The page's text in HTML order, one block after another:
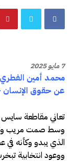
7 مايو 2025
محمد أمين
عن حقوق
تعاني مقاطعة
وسط صمت مريب
الذي يبدو وكأنه في
ووعود انتخابية